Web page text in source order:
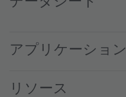
アプリケーショ
リソース